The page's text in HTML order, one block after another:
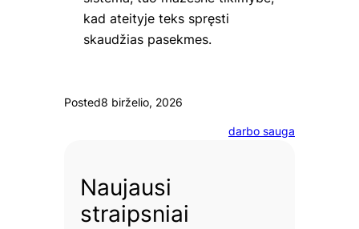
kad ateityje teks spręsti
skaudžias pasekmes.
Posted8 birželio, 2026
darbo sauga
Naujausi
straipsniai